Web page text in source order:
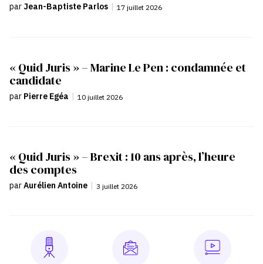
par Jean-Baptiste Parlos 17 juillet 2026
« Quid Juris » – Marine Le Pen : condamnée et
candidate
par Pierre Egéa | 10 juillet 2026
« Quid Juris » – Brexit : 10 ans après, l’heure
des comptes
parAurélien Antoine | 3 juillet 2026